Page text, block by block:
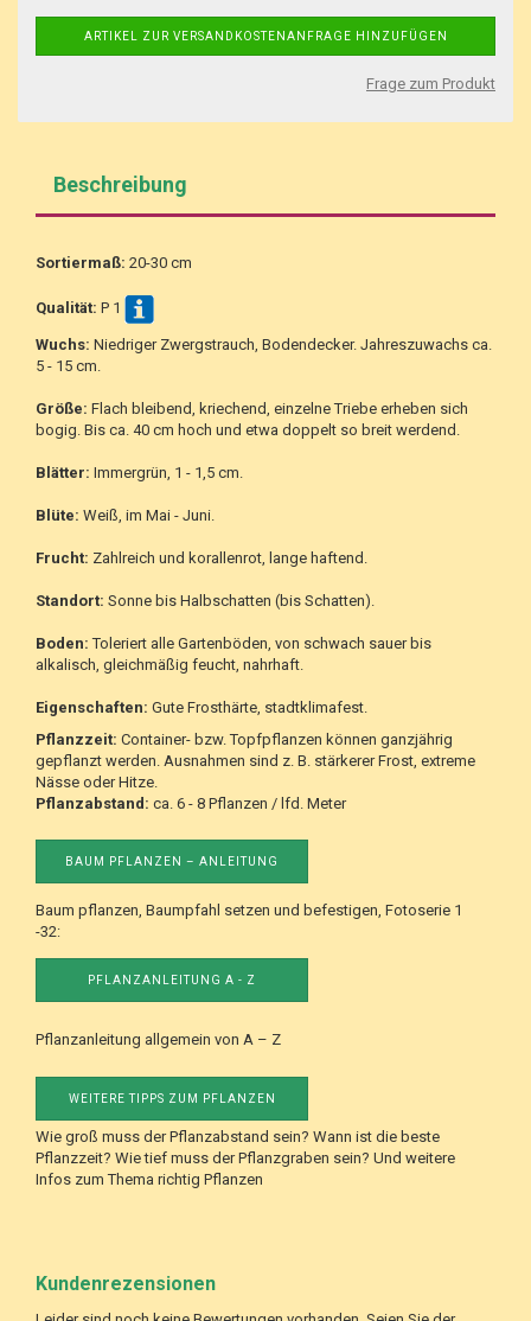
Frage zum Produkt
Beschreibung
Sortiermaß: 20-30 cm
Qualität: P 1
Wuchs: Niedriger Zwergstrauch, Bodendecker. Jahreszuwachs ca.
5 - 15 cm.
Größe: Flach bleibend, kriechend, einzelne Triebe erheben sich
bogig. Bis ca. 40 cm hoch und etwa doppelt so breit werdend.
Blätter: Immergrün, 1 - 1,5 cm.
Blüte: Weiß, im Mai - Juni.
Frucht: Zahlreich und korallenrot, lange haftend.
Standort: Sonne bis Halbschatten (bis Schatten).
Boden: Toleriert alle Gartenböden, von schwach sauer bis
alkalisch, gleichmäßig feucht, nahrhaft.
Eigenschaften: Gute Frosthärte, stadtklimafest.
Pflanzzeit: Container- bzw. Topfpflanzen können ganzjährig
gepflanzt werden. Ausnahmen sind z. B. stärkerer Frost, extreme
Nässe oder Hitze.
Pflanzabstand: ca. 6 - 8 Pflanzen / lfd. Meter
BAUM PFLANZEN – ANLEITUNG
Baum pflanzen, Baumpfahl setzen und befestigen, Fotoserie 1
-32:
PFLANZANLEITUNG A - Z
Pflanzanleitung allgemein von A – Z
WEITERE TIPPS ZUM PFLANZEN
Wie groß muss der Pflanzabstand sein? Wann ist die beste
Pflanzzeit? Wie tief muss der Pflanzgraben sein? Und weitere
Infos zum Thema richtig Pflanzen
Kundenrezensionen